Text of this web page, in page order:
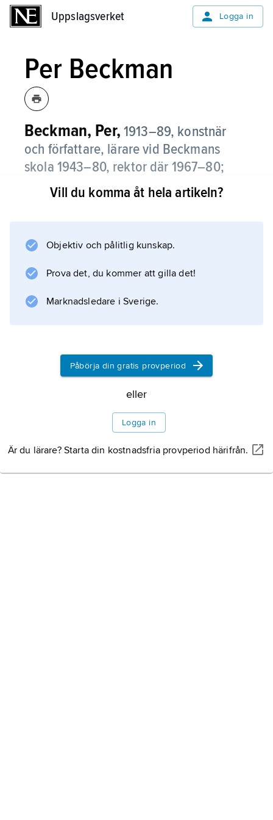
Uppslagsverket Logga in
Per Beckman
Beckman, Per, 1913–89, konstnär
och författare, lärare vid Beckmans
skola 1943–80, rektor där 1967–80;
jämför släktartikel
Beckman
som lärare och konstnär har han utfört en
och affischkonsten.
Vill du komma åt hela artikeln?
Objektiv och pålitlig kunskap.
Prova det, du kommer att gilla det!
Marknadsledare i Sverige.
Påbörja din gratis provperiod
eller
Logga in
Är du lärare? Starta din kostnadsfria provperiod härifrån.